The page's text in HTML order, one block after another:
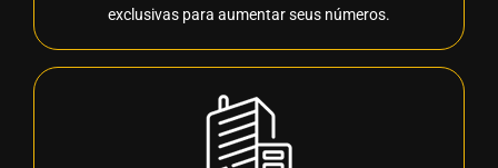
exclusivas para aumentar seus números.